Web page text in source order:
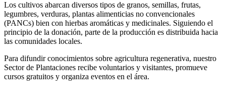
Los cultivos abarcan diversos tipos de granos, semillas, frutas,
legumbres, verduras, plantas alimenticias no convencionales
(PANCs) bien con hierbas aromáticas y medicinales. Siguiendo el
principio de la donación, parte de la producción es distribuida hacia
las comunidades locales.
Para difundir conocimientos sobre agricultura regenerativa, nuestro
Sector de Plantaciones recibe voluntarios y visitantes, promueve
cursos gratuitos y organiza eventos en el área.